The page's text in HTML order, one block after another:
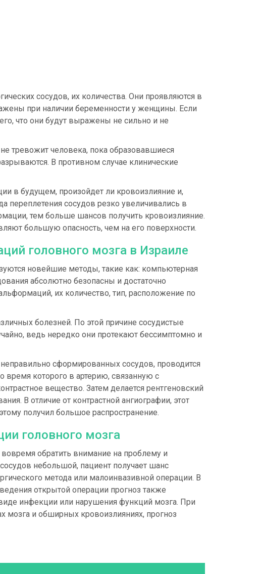
сосудов, их количества. Они проявляются в
при наличии беременности у женщины. Если
что они будут выражены не сильно и не
тревожит человека, пока образовавшиеся
В противном случае клинические
в будущем, произойдет ли кровоизлияние и,
переплетения сосудов резко увеличивались в
тем больше шансов получить кровоизлияние.
большую опасность, чем на его поверхности.
головного мозга в Израиле
новейшие методы, такие как: компьютерная
абсолютно безопасны и достаточно
их количество, тип, расположение по
болезней. По этой причине сосудистые
ведь нередко они протекают бессимптомно и
сформированных сосудов, проводится
время которого в артерию, связанную с
вещество. Затем делается рентгеновский
В отличие от контрастной ангиографии, этот
получил большое распространение.
головного мозга
вовремя обратить внимание на проблему и
небольшой, пациент получает шанс
метода или малоинвазивной операции. В
открытой операции прогноз также
инфекции или нарушения функций мозга. При
мозга и обширных кровоизлияниях, прогноз